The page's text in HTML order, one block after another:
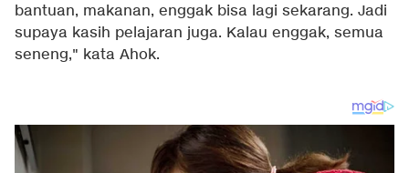
bantuan, makanan, enggak bisa lagi sekarang. Jadi
supaya kasih pelajaran juga. Kalau enggak, semua
seneng," kata Ahok.